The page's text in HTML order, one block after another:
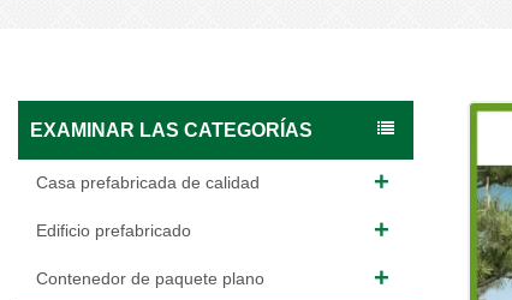
EXAMINAR LAS CATEGORÍAS
Casa prefabricada de calidad
Edificio prefabricado
Contenedor de paquete plano